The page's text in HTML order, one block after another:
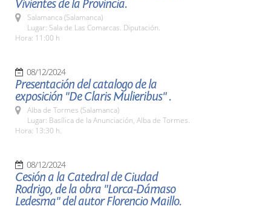
Vivientes de la Provincia.
Salamanca (Salamanca)
Lugar: Sala de Las Comarcas. Diputación.
Hora: 11:00 h
08/12/2024
Presentación del catalogo de la
exposición "De Claris Mulieribus" .
Alba de Tormes (Salamanca)
Lugar: Basílica de la Anunciación, Alba de Tormes.
Hora: 13:30 h.
08/12/2024
Cesión a la Catedral de Ciudad
Rodrigo, de la obra "Lorca-Dámaso
Ledesma" del autor Florencio Maillo.